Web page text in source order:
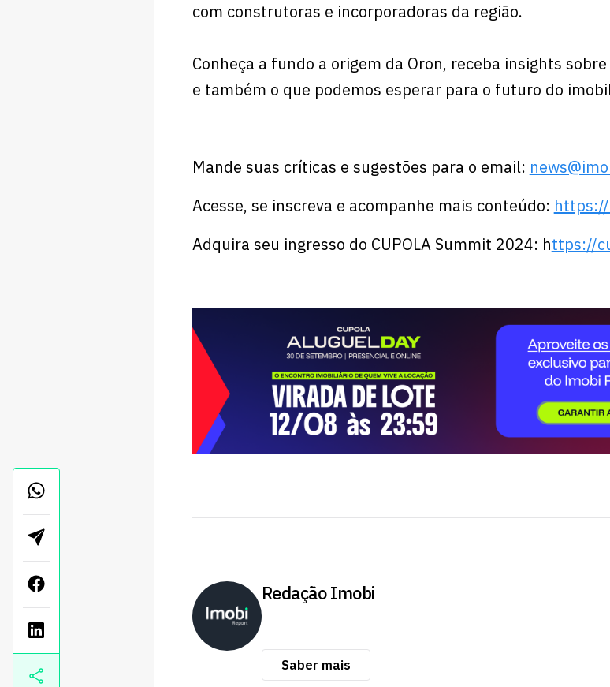
com construtoras e incorporadoras da região.
Conheça a fundo a origem da Oron, receba insights
e também o que podemos esperar para o futuro do
Mande suas críticas e sugestões para o email:
Acesse, se inscreva e acompanhe mais conteúdo:
Adquira seu ingresso do CUPOLA Summit 2024: https://
Redação Imobi
Saber mais